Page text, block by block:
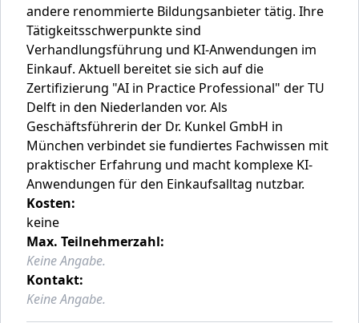
andere renommierte Bildungsanbieter tätig. Ihre
Tätigkeitsschwerpunkte sind
Verhandlungsführung und KI-Anwendungen im
Einkauf. Aktuell bereitet sie sich auf die
Zertifizierung "AI in Practice Professional" der TU
Delft in den Niederlanden vor. Als
Geschäftsführerin der Dr. Kunkel GmbH in
München verbindet sie fundiertes Fachwissen mit
praktischer Erfahrung und macht komplexe KI-
Anwendungen für den Einkaufsalltag nutzbar.
Kosten:
keine
Max. Teilnehmerzahl:
Keine Angabe.
Kontakt:
Keine Angabe.